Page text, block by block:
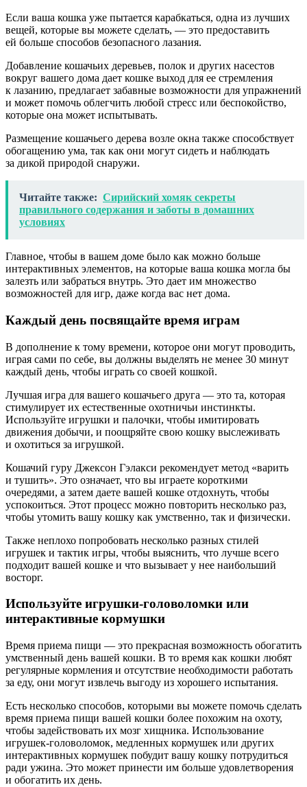
Если ваша кошка уже пытается карабкаться, одна из лучших
вещей, которые вы можете сделать, — это предоставить
ей больше способов безопасного лазания.
Добавление кошачьих деревьев, полок и других насестов
вокруг вашего дома дает кошке выход для ее стремления
к лазанию, предлагает забавные возможности для упражнений
и может помочь облегчить любой стресс или беспокойство,
которые она может испытывать.
Размещение кошачьего дерева возле окна также способствует
обогащению ума, так как они могут сидеть и наблюдать
за дикой природой снаружи.
Читайте также: Сирийский хомяк секреты
правильного содержания и заботы в домашних
условиях
Главное, чтобы в вашем доме было как можно больше
интерактивных элементов, на которые ваша кошка могла бы
залезть или забраться внутрь. Это дает им множество
возможностей для игр, даже когда вас нет дома.
Каждый день посвящайте время играм
В дополнение к тому времени, которое они могут проводить,
играя сами по себе, вы должны выделять не менее 30 минут
каждый день, чтобы играть со своей кошкой.
Лучшая игра для вашего кошачьего друга — это та, которая
стимулирует их естественные охотничьи инстинкты.
Используйте игрушки и палочки, чтобы имитировать
движения добычи, и поощряйте свою кошку выслеживать
и охотиться за игрушкой.
Кошачий гуру Джексон Гэлакси рекомендует метод «варить
и тушить». Это означает, что вы играете короткими
очередями, а затем даете вашей кошке отдохнуть, чтобы
успокоиться. Этот процесс можно повторить несколько раз,
чтобы утомить вашу кошку как умственно, так и физически.
Также неплохо попробовать несколько разных стилей
игрушек и тактик игры, чтобы выяснить, что лучше всего
подходит вашей кошке и что вызывает у нее наибольший
восторг.
Используйте игрушки-головоломки или
интерактивные кормушки
Время приема пищи — это прекрасная возможность обогатить
умственный день вашей кошки. В то время как кошки любят
регулярные кормления и отсутствие необходимости работать
за еду, они могут извлечь выгоду из хорошего испытания.
Есть несколько способов, которыми вы можете помочь сделать
время приема пищи вашей кошки более похожим на охоту,
чтобы задействовать их мозг хищника. Использование
игрушек-головоломок, медленных кормушек или других
интерактивных кормушек побудит вашу кошку потрудиться
ради ужина. Это может принести им больше удовлетворения
и обогатить их день.